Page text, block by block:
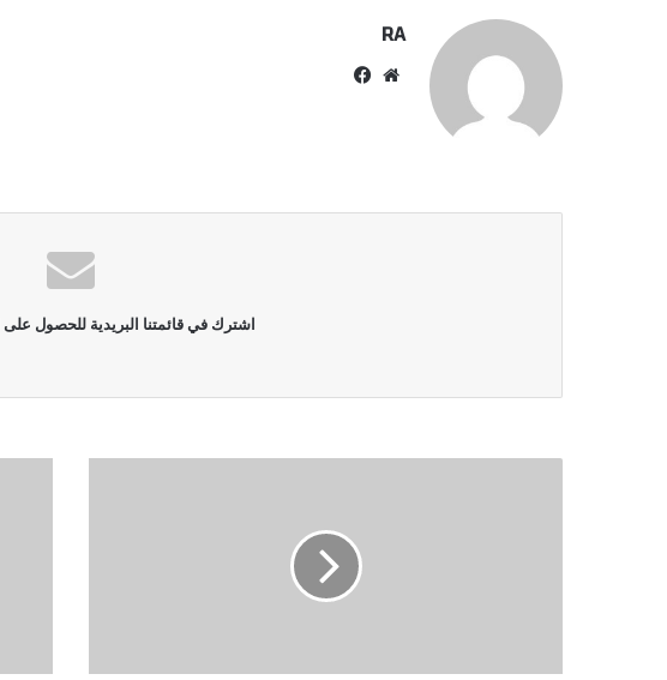
RA
موقع
اشترك في قائمتنا البريدية للحصول على